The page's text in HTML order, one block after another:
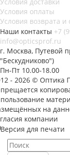
Условия оплаты
Условия возврата и
Наши контакты +7
info@opticsprof.ru
г. Москва, Путевой
"Бескудниково")
Пн-Пт 10.00-18.00
- 2026 © Оптика
на
компании
Версия для печати